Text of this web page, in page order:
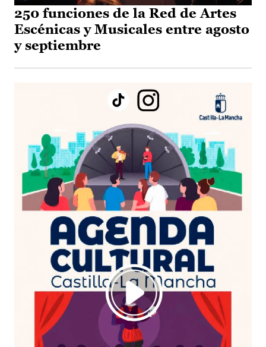
250 funciones de la Red de Artes
Escénicas y Musicales entre agosto
y septiembre